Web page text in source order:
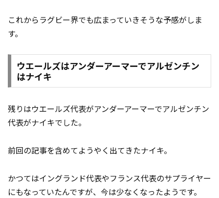
これからラグビー界でも広まっていきそうな予感がしま
す。
ウエールズはアンダーアーマーでアルゼンチン
はナイキ
残りはウエールズ代表がアンダーアーマーでアルゼンチン
代表がナイキでした。
前回の記事を含めてようやく出てきたナイキ。
かつてはイングランド代表やフランス代表のサプライヤー
にもなっていたんですが、今は少なくなったようです。